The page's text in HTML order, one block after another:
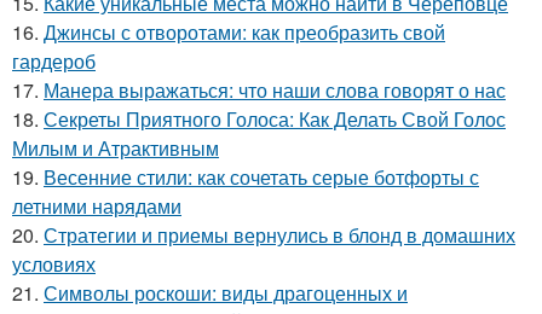
16. Джинсы с отворотами: как преобразить свой
гардероб
17. Манера выражаться: что наши слова говорят о нас
18. Секреты Приятного Голоса: Как Делать Свой Голос
Милым и Атрактивным
19. Весенние стили: как сочетать серые ботфорты с
летними нарядами
20. Стратегии и приемы вернулись в блонд в домашних
условиях
21. Символы роскоши: виды драгоценных и